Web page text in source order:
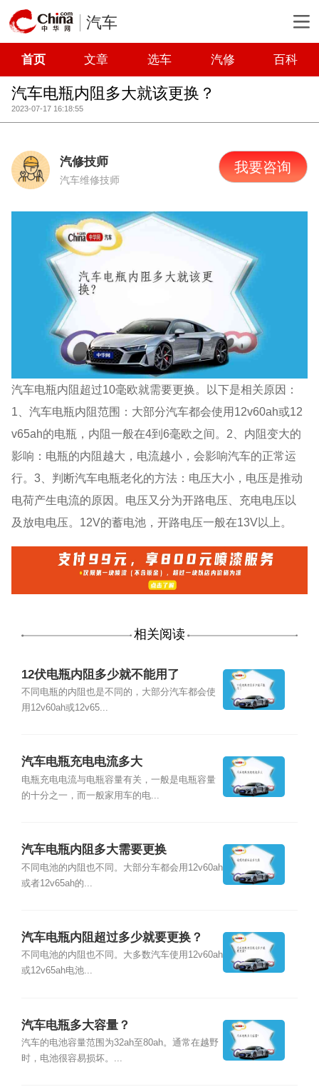
汽车
首页 文章 选车 汽修 百科
汽车电瓶内阻多大就该更换？
2023-07-17 16:18:55
汽修技师
汽车维修技师
我要咨询
汽车电瓶内阻超过10毫欧就需要更换。以下是相关原因：
1、汽车电瓶内阻范围：大部分汽车都会使用12v60ah或12
v65ah的电瓶，内阻一般在4到6毫欧之间。2、内阻变大的
影响：电瓶的内阻越大，电流越小，会影响汽车的正常运
行。3、判断汽车电瓶老化的方法：电压大小，电压是推动
电荷产生电流的原因。电压又分为开路电压、充电电压以
及放电电压。12V的蓄电池，开路电压一般在13V以上。
相关阅读
12伏电瓶内阻多少就不能用了
不同电瓶的内阻也是不同的，大部分汽车都会使
用12v60ah或12v65...
汽车电瓶充电电流多大
电瓶充电电流与电瓶容量有关，一般是电瓶容量
的十分之一，而一般家用车的电...
汽车电瓶内阻多大需要更换
不同电池的内阻也不同。大部分车都会用12v60ah
或者12v65ah的...
汽车电瓶内阻超过多少就要更换？
不同电池的内阻也不同。大多数汽车使用12v60ah
或12v65ah电池...
汽车电瓶多大容量？
汽车的电池容量范围为32ah至80ah。通常在越野
时，电池很容易损坏。...